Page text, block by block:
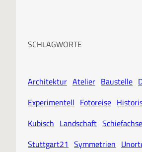
SCHLAGWORTE
Architektur Atelier Baustelle
Experimentell Fotoreise
Kubisch Landschaft Schiefachse
Stuttgart21 Symmetrien